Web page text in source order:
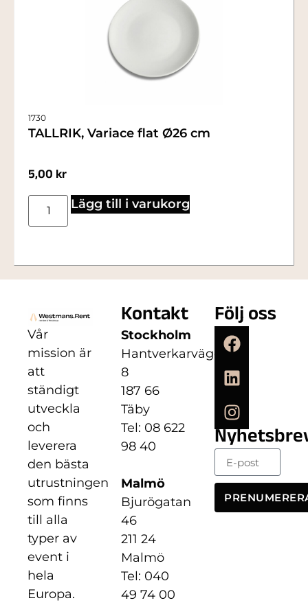
1730
TALLRIK, Variace flat Ø26 cm
5,00 kr
Lägg till i varukorg
Vår
mission är
att
ständigt
utveckla
och
leverera
den bästa
utrustningen
som finns
till alla
typer av
event i
hela
Europa.
Kontakt
Stockholm
Hantverkarvägen
8
187 66
Täby
Tel: 08 622
98 40
Malmö
Bjurögatan
46
211 24
Malmö
Tel: 040
49 74 00
Följ oss